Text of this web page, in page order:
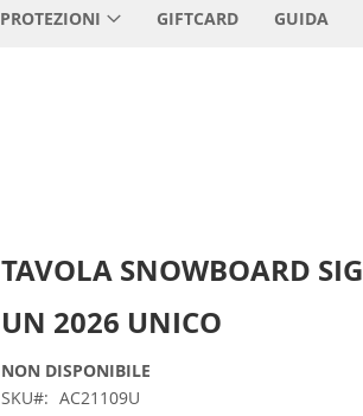
PROTEZIONI GIFTCARD GUIDA
TAVOLA SNOWBOARD
UN 2026 UNICO
NON DISPONIBILE
SKU
AC21109U